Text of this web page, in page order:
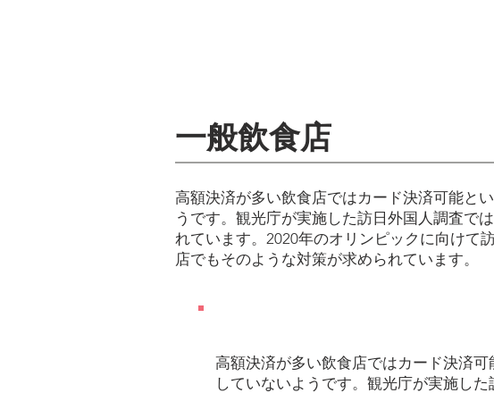
一般飲食店
高額決済が多い飲食店ではカード決済可能と
うです。観光庁が実施した訪日外国人調査で
れています。2020年のオリンピックに向けて
店でもそのような対策が求められています。
高額決済が多い飲食店ではカード決済
していないようです。観光庁が実施し